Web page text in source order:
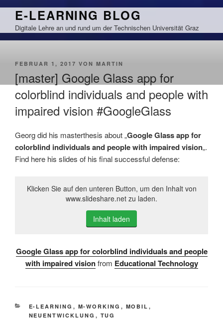
Zum
springen
E-LEARNING BLOG
Digitale Lehre an und rund um der Technischen Universität Graz
VERÖFFENTLICHT
FEBRUAR 1, 2017 VON MARTIN
[master] Google Glass app for
colorblind individuals and people with
impaired vision #GoogleGlass
Georg did his masterthesis about „Google Glass app for
colorblind individuals and people with impaired vision„.
Find here his slides of his final successful defense:
Klicken Sie auf den unteren Button, um den Inhalt von
www.slideshare.net zu laden.
Inhalt laden
Google Glass app for colorblind individuals and people
with impaired vision from Educational Technology
KATEGORIEN
E-LEARNING , M-WORKING , MOBIL ,
NEUENTWICKLUNG , TUG